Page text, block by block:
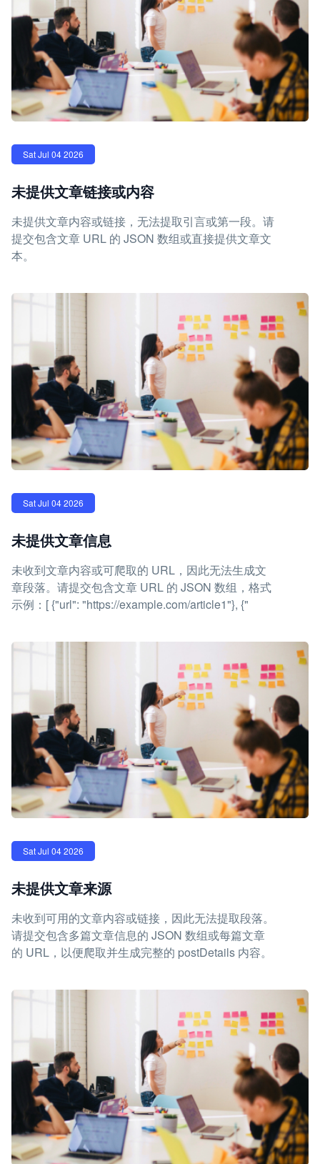
Sat Jul 04 2026
未提供文章链接或内容
未提供文章内容或链接，无法提取引言或第一段。请
提交包含文章 URL 的 JSON 数组或直接提供文章文
本。
Sat Jul 04 2026
未提供文章信息
未收到文章内容或可爬取的 URL，因此无法生成文
章段落。请提交包含文章 URL 的 JSON 数组，格式
示例：[ {"url": "https://example.com/article1"}, {"
Sat Jul 04 2026
未提供文章来源
未收到可用的文章内容或链接，因此无法提取段落。
请提交包含多篇文章信息的 JSON 数组或每篇文章
的 URL，以便爬取并生成完整的 postDetails 内容。